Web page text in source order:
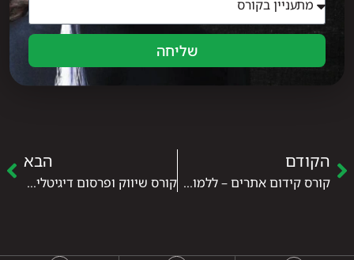
שליחה
הקודם
קורס קידום אתרים – ללמוד איך להביא עסקים לראש התוצאות
הבא
קורס שיווק ופרסום דיגיטלי – ללמוד את המקצוע שמניע את העולם